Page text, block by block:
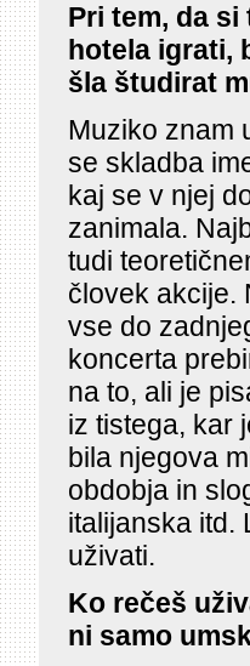
Pri tem, da
hotela igrati,
šla študirat
Muziko znam
se skladba
kaj se v njej
zanimala.
tudi
človek akcije.
vse do
koncerta
na to, ali je
iz tistega, kar
bila njegova
obdobja in
italijanska itd.
uživati.
Ko rečeš
ni samo